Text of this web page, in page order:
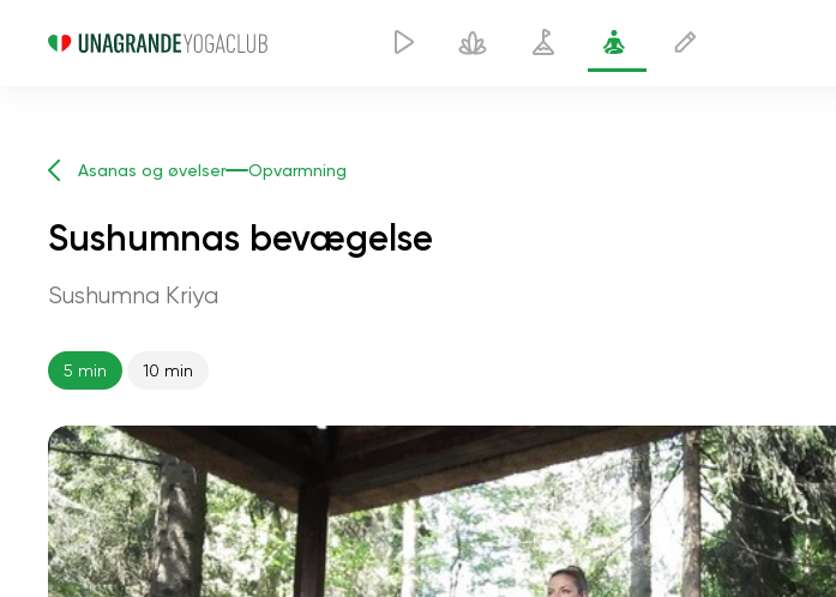
Asanas og øvelser Opvarmning
Sushumnas bevægelse
Sushumna Kriya
5 min 10 min
sjælens flugt
indre fred